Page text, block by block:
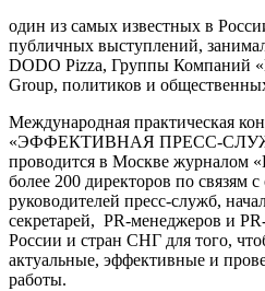
один из самых известных в
публичных выступлений,
DODO Pizza, Группы Компаний
Group, политиков и
Международная практическая
«ЭФФЕКТИВНАЯ ПРЕСС-
проводится в Москве журналом
более 200 директоров по связям
руководителей пресс-служб,
секретарей, PR-менеджеров и
России и стран СНГ для того,
актуальные, эффективные и
работы.